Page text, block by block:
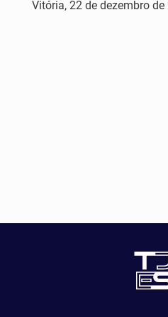
Vitória, 22 de dezembro de